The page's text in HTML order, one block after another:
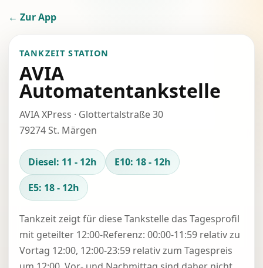
← Zur App
TANKZEIT STATION
AVIA
Automatentankstelle
AVIA XPress · Glottertalstraße 30
79274 St. Märgen
Diesel: 11 - 12h
E10: 18 - 12h
E5: 18 - 12h
Tankzeit zeigt für diese Tankstelle das Tagesprofil
mit geteilter 12:00-Referenz: 00:00-11:59 relativ zu
Vortag 12:00, 12:00-23:59 relativ zum Tagespreis